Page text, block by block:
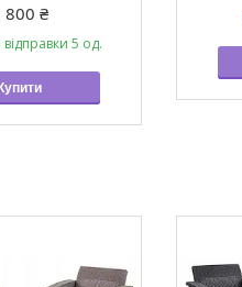
800 ₴
5 од.
Купити